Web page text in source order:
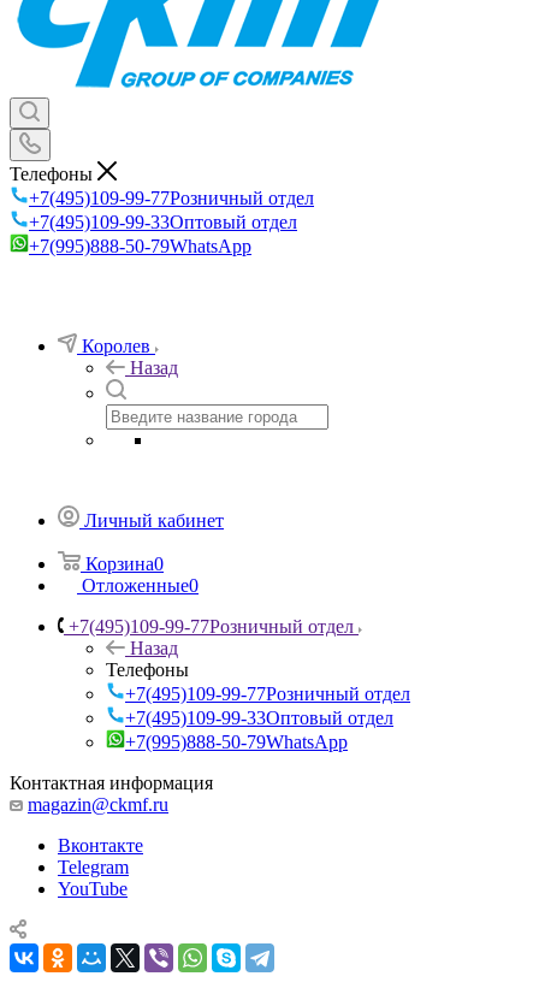
Телефоны
+7(495)109-99-77Розничный отдел
+7(495)109-99-33Оптовый отдел
+7(995)888-50-79WhatsApp
Королев
Назад
Личный кабинет
Корзина0
Отложенные0
+7(495)109-99-77Розничный отдел
Назад
Телефоны
+7(495)109-99-77Розничный отдел
+7(495)109-99-33Оптовый отдел
+7(995)888-50-79WhatsApp
Контактная информация
magazin@ckmf.ru
Вконтакте
Telegram
YouTube